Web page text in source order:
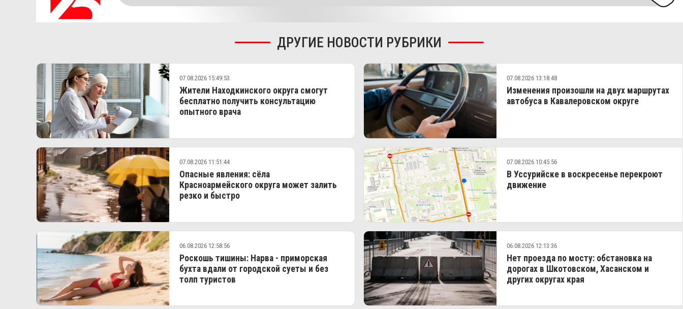
ДРУГИЕ НОВОСТИ РУБРИКИ
07.08.2026 15:49:53
Жители Находкинского округа смогут
бесплатно получить консультацию
опытного врача
07.08.2026 13:18:48
Изменения произошли на двух маршрутах
автобуса в Кавалеровском округе
07.08.2026 11:51:44
Опасные явления: сёла
Красноармейского округа может залить
резко и быстро
07.08.2026 10:45:56
В Уссурийске в воскресенье перекроют
движение
06.08.2026 12:58:56
Роскошь тишины: Нарва - приморская
бухта вдали от городской суеты и без
толп туристов
06.08.2026 12:13:36
Нет проезда по мосту: обстановка на
дорогах в Шкотовском, Хасанском и
других округах края